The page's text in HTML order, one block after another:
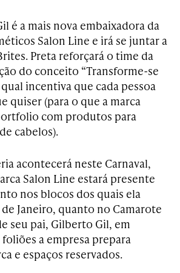
é a mais nova embaixadora da
Salon Line e irá se juntar a
Preta reforçará o time da
do conceito “Transforme-se
incentiva que cada pessoa
quiser (para o que a marca
com produtos para
cabelos).
acontecerá neste Carnaval,
Salon Line estará presente
nos blocos dos quais ela
Janeiro, quanto no Camarote
seu pai, Gilberto Gil, em
foliões a empresa prepara
e espaços reservados.